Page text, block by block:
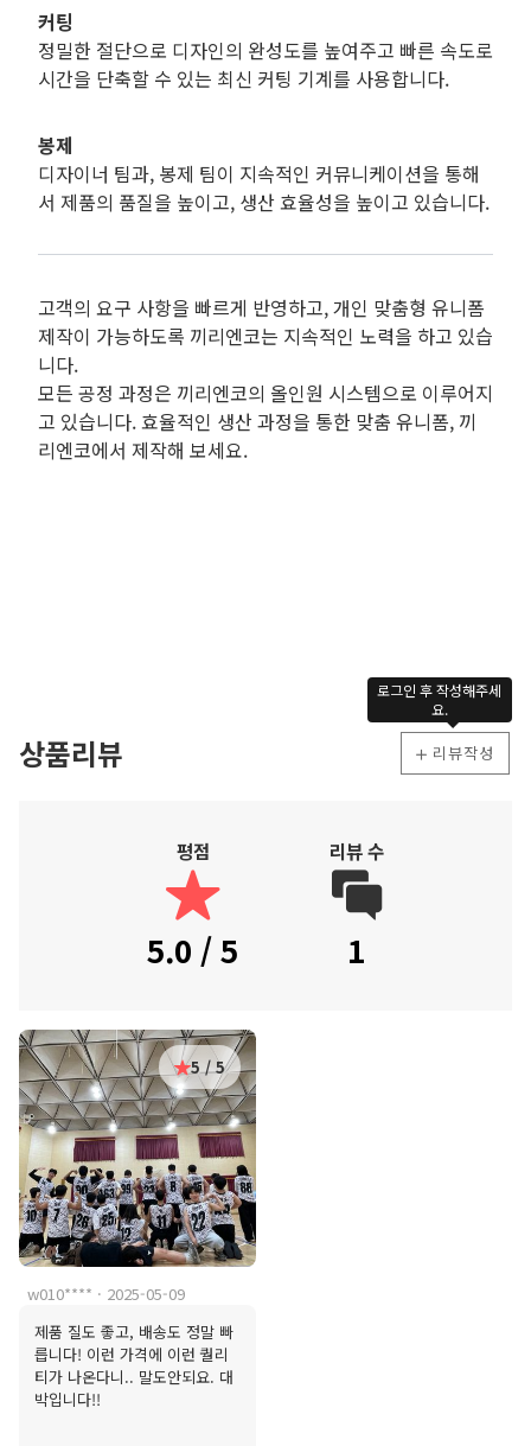
커팅
정밀한 절단으로 디자인의 완성도를 높여주고 빠른 속도로
시간을 단축할 수 있는 최신 커팅 기계를 사용합니다.
봉제
디자이너 팀과, 봉제 팀이 지속적인 커뮤니케이션을 통해
서 제품의 품질을 높이고, 생산 효율성을 높이고 있습니다.
고객의 요구 사항을 빠르게 반영하고, 개인 맞춤형 유니폼
제작이 가능하도록 끼리엔코는 지속적인 노력을 하고 있습
니다.
모든 공정 과정은 끼리엔코의 올인원 시스템으로 이루어지
고 있습니다. 효율적인 생산 과정을 통한 맞춤 유니폼, 끼
리엔코에서 제작해 보세요.
상품리뷰 리뷰작성
로그인 후 작성해주세
요.
평점
5.0 / 5
리뷰 수
1
5 / 5
w010**** · 2025-05-09
제품 질도 좋고, 배송도 정말 빠
릅니다! 이런 가격에 이런 퀄리
티가 나온다니.. 말도안되요. 대
박입니다!!